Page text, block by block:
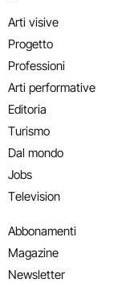
Arti visive
Progetto
Professioni
Arti performative
Editoria
Turismo
Dal mondo
Jobs
Television
Abbonamenti
Magazine
Newsletter